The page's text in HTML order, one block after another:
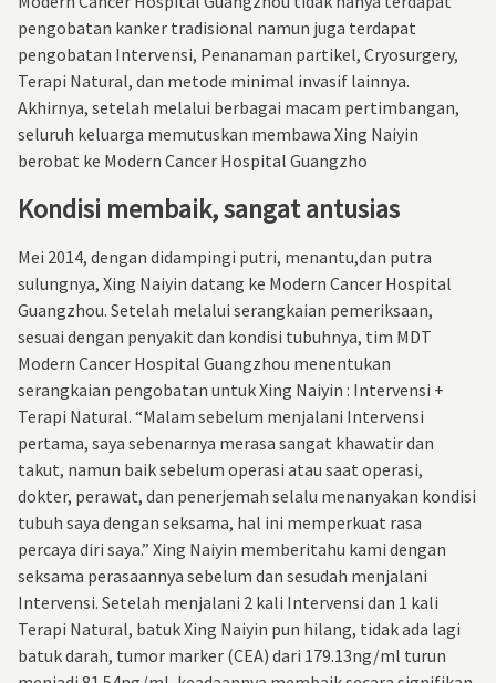
pengobatan kanker tradisional namun juga terdapat
pengobatan Intervensi, Penanaman partikel, Cryosurgery,
Terapi Natural, dan metode minimal invasif lainnya.
Akhirnya, setelah melalui berbagai macam pertimbangan,
seluruh keluarga memutuskan membawa Xing Naiyin
berobat ke Modern Cancer Hospital Guangzho
Kondisi membaik, sangat antusias
Mei 2014, dengan didampingi putri, menantu,dan putra
sulungnya, Xing Naiyin datang ke Modern Cancer Hospital
Guangzhou. Setelah melalui serangkaian pemeriksaan,
sesuai dengan penyakit dan kondisi tubuhnya, tim MDT
Modern Cancer Hospital Guangzhou menentukan
serangkaian pengobatan untuk Xing Naiyin : Intervensi +
Terapi Natural. “Malam sebelum menjalani Intervensi
pertama, saya sebenarnya merasa sangat khawatir dan
takut, namun baik sebelum operasi atau saat operasi,
dokter, perawat, dan penerjemah selalu menanyakan kondisi
tubuh saya dengan seksama, hal ini memperkuat rasa
percaya diri saya.” Xing Naiyin memberitahu kami dengan
seksama perasaannya sebelum dan sesudah menjalani
Intervensi. Setelah menjalani 2 kali Intervensi dan 1 kali
Terapi Natural, batuk Xing Naiyin pun hilang, tidak ada lagi
batuk darah, tumor marker (CEA) dari 179.13ng/ml turun